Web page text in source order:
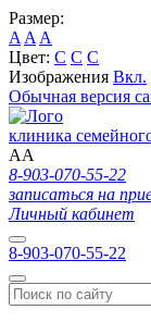
Размер:
A A A
Цвет: C C C
Изображения Вкл.
Обычная версия
клиника
AA
8-903-070-55-22
записаться на
Личный кабинет
8-903-070-55-22